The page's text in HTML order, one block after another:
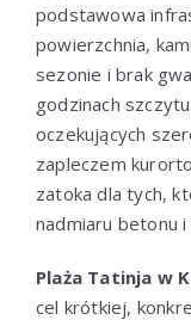
podstawowa
powierzchnia,
sezonie i brak
godzinach
oczekujących
zapleczem
zatoka dla tych,
nadmiaru betonu
Plaża Tatinja w
cel krótkiej,